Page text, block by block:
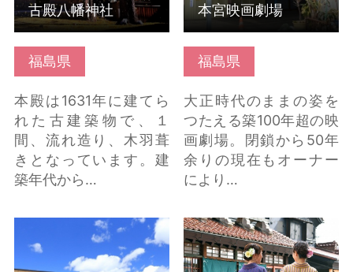
福島県
本殿は1631年に建てら
れた古建築物で、１
間、流れ造り、木羽葺
きとなっています。建
築年代から…
古殿八幡神社
福島県
大正時代のままの姿を
つたえる築100年超の映
画劇場。閉鎖から50年
余りの現在もオーナー
により…
本宮映画劇場
PizzaSta by Al ché
cciano の詳細はこちら
あいづ着物でさんぽ の
詳細はこちら